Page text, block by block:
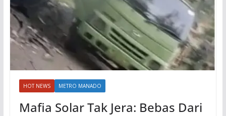
HOT NEWS METRO MANADO
Mafia Solar Tak Jera: Bebas Dari